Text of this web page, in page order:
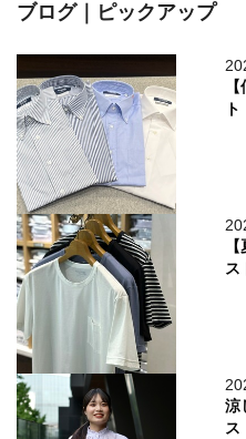
ブログ｜ピックアップ
ト
ス
涼
ス